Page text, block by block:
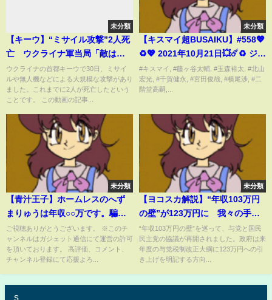
未分類
【キーウ】“ミサイル攻撃”2人死
亡 ウクライナ軍当局「敵は大
規模攻撃を開始」 #shorts
ウクライナの首都キーウで30日、ミサイ
ルや無人機などによる大規模な攻撃があり
ました。これまでに2人が死亡したという
ことです。 この動画の記事...
未分類
【キスマイ超BUSAIKU】#558💖
♻️💖 2021年10月21日💥☄️♻️ ジャ
ニーズ禁断…入浴中の彼女をド
キッとさせるには
#キスマイ, #藤ヶ谷太輔, #玉森裕太, #北山
宏光, #千賀健永, #宮田俊哉, #横尾渉, #二
階堂高嗣,...
未分類
【青汁王子】ホームレスのへず
まりゅうは年収○○万です。騙さ
れないで下さい。
ご視聴ありがとうございます。 ※このチ
ャンネルはガジェット通信にて運営の許可
を頂いております。 高評価、コメント、
チャンネル登録にて応援よろ...
未分類
【ヨコスカ解説】“年収103万円
の壁”が123万円に 我々の手取
りはいつ増えるのか いつにな
ったら壁が178万円になるのか
鍵を握る「維新の会」
“年収103万円の壁”を巡って、与党と国民
民主党の協議が再開されました。政府は来
年度の与党税制改正大綱に123万円への引
き上げを明記する方向...
s